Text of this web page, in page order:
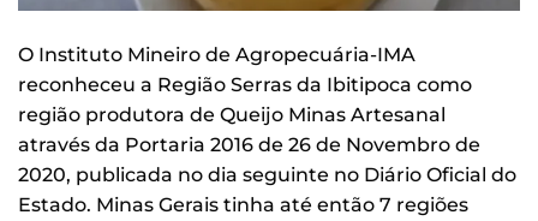
O Instituto Mineiro de Agropecuária-IMA
reconheceu a Região Serras da Ibitipoca como
região produtora de Queijo Minas Artesanal
através da Portaria 2016 de 26 de Novembro de
2020, publicada no dia seguinte no Diário Oficial do
Estado. Minas Gerais tinha até então 7 regiões